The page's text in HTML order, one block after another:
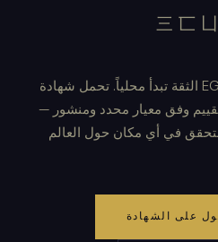
三匸
الثقة تبدأ محلياً. تحمل شهادة EGUM هذه الثقة إلى مستوى
وفق معيار محدد ومنشور —
على الشهادة